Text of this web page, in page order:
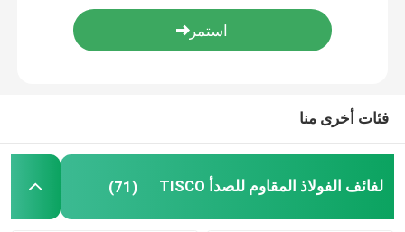
لفائف الصلب جي
أنابيب الصلب SS
قطاع الفولاذ المقاوم للصدأ
فئات أخرى منا
لفائف الفولاذ المقاوم للصدأ TISCO (71)